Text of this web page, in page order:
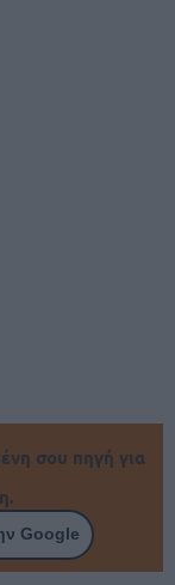
σου πηγή για
Google